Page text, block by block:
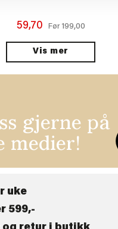
59,70 Før 199,00
Vis mer
gjerne på
medier!
uke
599,-